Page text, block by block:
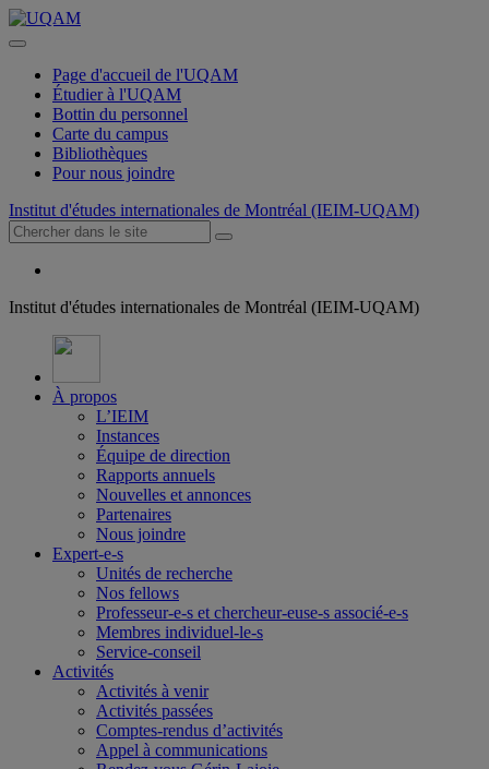
Page d'accueil de l'UQAM
Étudier à l'UQAM
Bottin du personnel
Carte du campus
Bibliothèques
Pour nous joindre
Institut d'études internationales de Montréal (IEIM-UQAM)
Institut d'études internationales de Montréal (IEIM-UQAM)
À propos
L’IEIM
Instances
Équipe de direction
Rapports annuels
Nouvelles et annonces
Partenaires
Nous joindre
Expert-e-s
Unités de recherche
Nos fellows
Professeur-e-s et chercheur-euse-s associé-e-s
Membres individuel-le-s
Service-conseil
Activités
Activités à venir
Activités passées
Comptes-rendus d’activités
Appel à communications